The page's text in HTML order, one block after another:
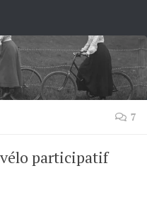
7
participatif